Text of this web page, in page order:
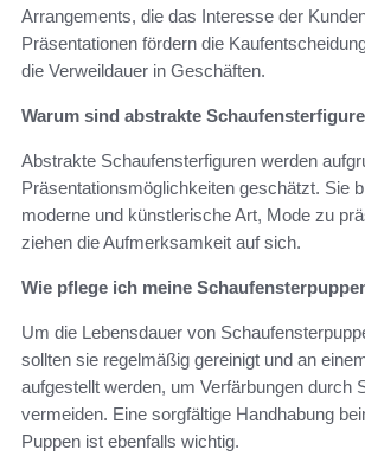
Arrangements, die das Interesse der
Präsentationen fördern die
die Verweildauer in Geschäften.
Warum sind abstrakte
Abstrakte Schaufensterfiguren werden
Präsentationsmöglichkeiten geschätzt. Sie
moderne und künstlerische Art, Mode zu
ziehen die Aufmerksamkeit auf sich.
Wie pflege ich meine
Um die Lebensdauer von
sollten sie regelmäßig gereinigt und an
aufgestellt werden, um Verfärbungen durch
vermeiden. Eine sorgfältige Handhabung
Puppen ist ebenfalls wichtig.